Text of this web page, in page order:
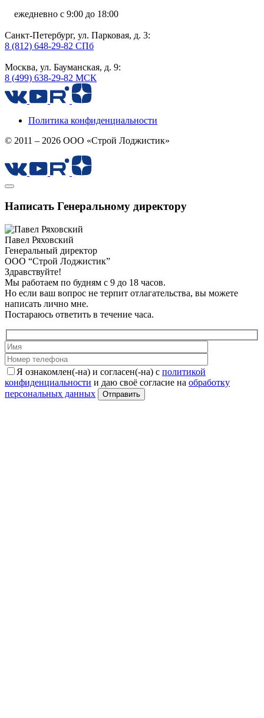
ежедневно с 9:00 до 18:00
Санкт-Петербург, ул. Парковая, д. 3:
8 (812) 648-29-82 СПб
Москва, ул. Бауманская, д. 9:
8 (499) 638-29-82 МСК
Политика конфиденциальности
© 2011 – 2026 ООО «Строй Лоджистик»
Написать Генеральному директору
Павел Ряховский
Генеральный директор
ООО “Строй Лоджистик”
Здравствуйте!
Мы работаем по будням с 9 до 18 часов.
Но если ваш вопрос не терпит отлагательства, вы можете
написать лично мне.
Постараюсь ответить в течение часа.
Я ознакомлен(-на) и согласен(-на) с политикой
конфиденциальности и даю своё согласие на обработку
персональных данных